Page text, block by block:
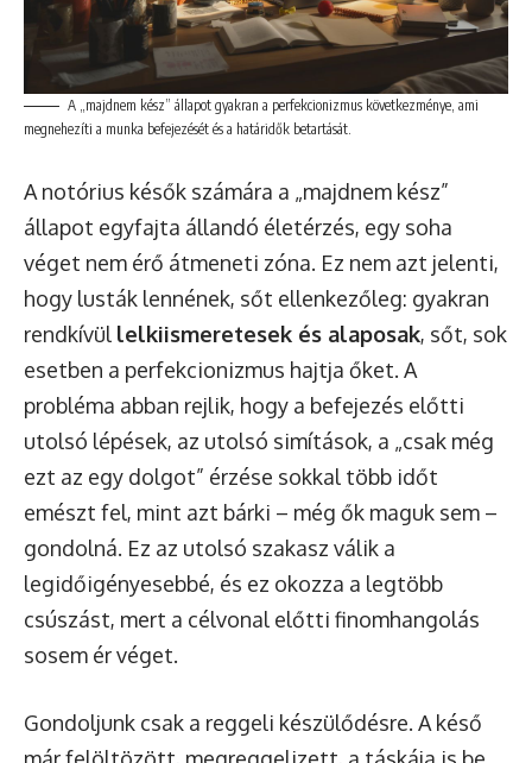
A „majdnem kész” állapot gyakran a perfekcionizmus következménye, ami
megnehezíti a munka befejezését és a határidők betartását.
A notórius késők számára a „majdnem kész”
állapot egyfajta állandó életérzés, egy soha
véget nem érő átmeneti zóna. Ez nem azt jelenti,
hogy lusták lennének, sőt ellenkezőleg: gyakran
rendkívül lelkiismeretesek és alaposak, sőt, sok
esetben a perfekcionizmus hajtja őket. A
probléma abban rejlik, hogy a befejezés előtti
utolsó lépések, az utolsó simítások, a „csak még
ezt az egy dolgot” érzése sokkal több időt
emészt fel, mint azt bárki – még ők maguk sem –
gondolná. Ez az utolsó szakasz válik a
legidőigényesebbé, és ez okozza a legtöbb
csúszást, mert a célvonal előtti finomhangolás
sosem ér véget.
Gondoljunk csak a reggeli készülődésre. A késő